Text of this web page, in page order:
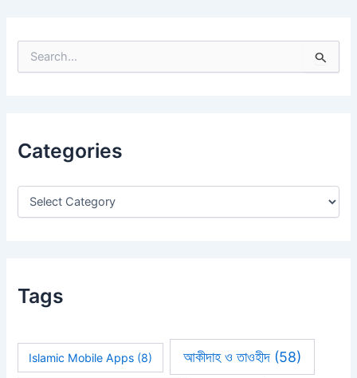
e
f
r
Categories
Tags
Islamic Mobile Apps (8) আকীদাহ ও তাওহীদ(58)